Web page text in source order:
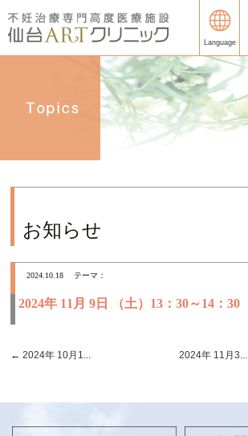
Language
お知らせ
2024.10.18 テーマ：
2024年 11月 9日 （土）13：30～14：30
← 2024年 10月1... 2024年 11月3...